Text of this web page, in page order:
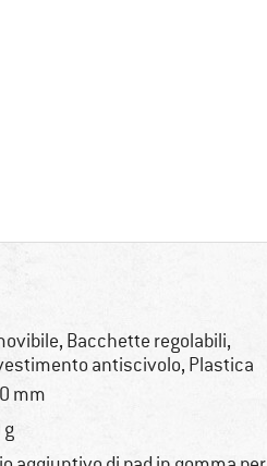
Bacchette regolabili,
antiscivolo, Plastica
mm